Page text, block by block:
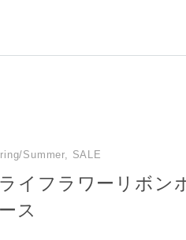
Summer, SALE
イフラワーリボン
ス